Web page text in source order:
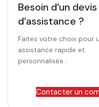
Besoin d’un
d’assistance ?
Faites votre choix pour
assistance rapide et
personnalisée :
Contacter un